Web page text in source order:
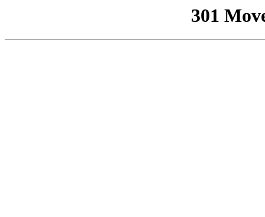
301